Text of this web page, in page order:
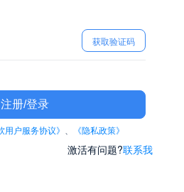
获取验证码
注册/登录
用户服务协议》 《隐私政策》
激活有问题?联系我